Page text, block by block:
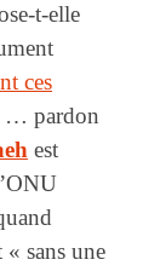
t-elle
ces
… pardon
est
sans une